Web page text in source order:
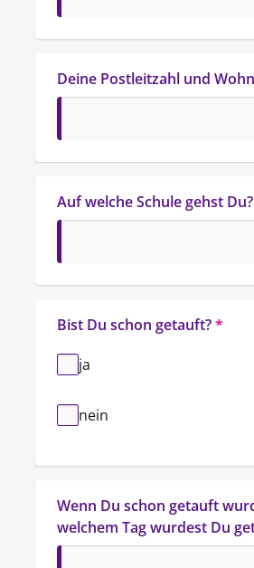
Deine Postleitzahl und
Auf welche Schule gehst Du?
Bist Du schon getauft?*
ja
nein
Wenn Du schon getauft
welchem Tag wurdest Du